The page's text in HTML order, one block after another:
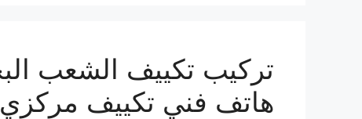
هاتف فني تكييف مركزي